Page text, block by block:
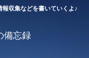
収集などを書いていくよ♪
備忘録